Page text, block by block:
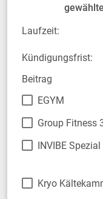
Laufzeit:
Kündigungsfrist:
Beitrag
EGYM
Group Fitness
INVIBE
Kryo